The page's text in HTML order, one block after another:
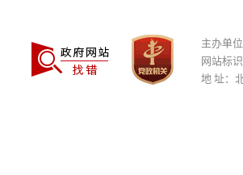
主办单
网站标
地 址：